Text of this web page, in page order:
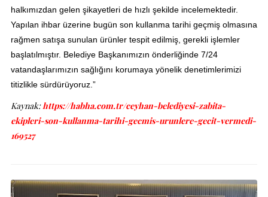
halkımızdan gelen şikayetleri de hızlı şekilde incelemektedir.
Yapılan ihbar üzerine bugün son kullanma tarihi geçmiş olmasına
rağmen satışa sunulan ürünler tespit edilmiş, gerekli işlemler
başlatılmıştır. Belediye Başkanımızın önderliğinde 7/24
vatandaşlarımızın sağlığını korumaya yönelik denetimlerimizi
titizlikle sürdürüyoruz.”
Kaynak:https://habha.com.tr/ceyhan-belediyesi-zabita-
ekipleri-son-kullanma-tarihi-gecmis-urunlere-gecit-vermedi-
169527